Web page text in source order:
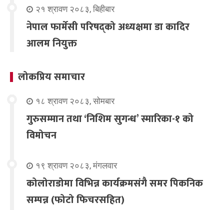
२१ श्रावण २०८३, बिहीबार
नेपाल फार्मेसी परिषद्को अध्यक्षमा डा कादिर
आलम नियुक्त
लोकप्रिय समाचार
१८ श्रावण २०८३, सोमबार
गुरुसम्मान तथा ‘निशिम सुगन्ध’ स्मारिका-१ को
विमोचन
१९ श्रावण २०८३, मंगलवार
कोलोराडोमा विभिन्न कार्यक्रमसंगै समर पिकनिक
सम्पन्न (फोटो फिचरसहित)